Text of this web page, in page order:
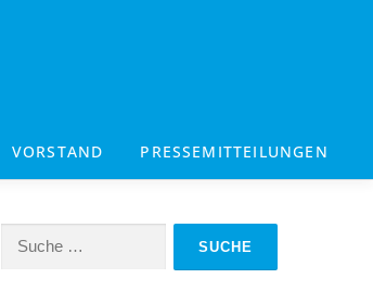
VORSTAND PRESSEMITTEILUNGEN
Suche